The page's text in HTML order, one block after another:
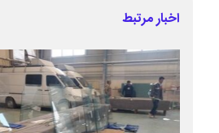
اخبار مرتبط